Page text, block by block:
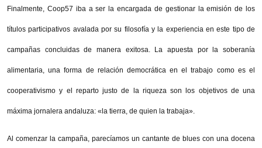
Finalmente, Coop57 iba a ser la encargada de gestionar la emisión de los
títulos participativos avalada por su filosofía y la experiencia en este tipo de
campañas concluidas de manera exitosa. La apuesta por la soberanía
alimentaria, una forma de relación democrática en el trabajo como es el
cooperativismo y el reparto justo de la riqueza son los objetivos de una
máxima jornalera andaluza: «la tierra, de quien la trabaja».
Al comenzar la campaña, parecíamos un cantante de blues con una docena